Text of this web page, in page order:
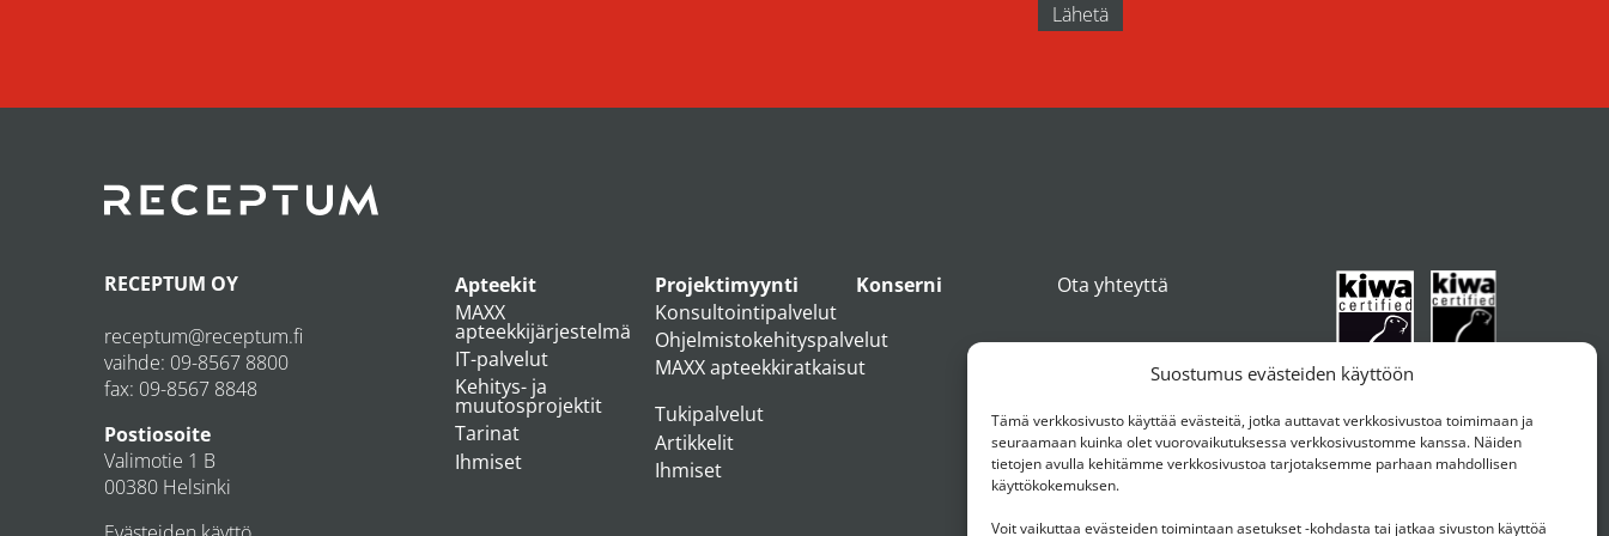
Suostumus evästeiden käyttöön
Tämä verkkosivusto käyttää evästeitä, jotka auttavat verkkosivustoa toimimaan ja
seuraamaan kuinka olet vuorovaikutuksessa verkkosivustomme kanssa. Näiden
tietojen avulla kehitämme verkkosivustoa tarjotaksemme parhaan mahdollisen
käyttökokemuksen.
Voit vaikuttaa evästeiden toimintaan asetukset -kohdasta tai jatkaa sivuston käyttöä
RECEPTUM OY
receptum@receptum.fi
vaihde: 09-8567 8800
fax: 09-8567 8848
Postiosoite
Valimotie 1 B
00380 Helsinki
Apteekit
MAXX
apteekkijärjestelmä
IT-palvelut
Kehitys- ja
muutosprojektit
Tarinat
Ihmiset
Projektimyynti
Konsultointipalvelut
Ohjelmistokehityspalvelut
MAXX apteekkiratkaisut
Tukipalvelut
Artikkelit
Ihmiset
Konserni Ota yhteyttä